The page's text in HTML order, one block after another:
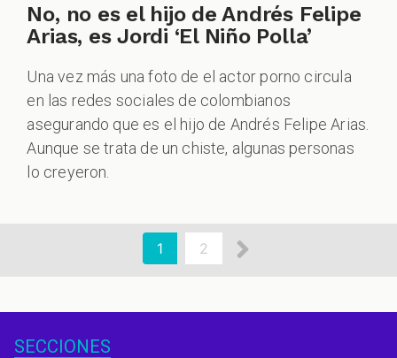
No, no es el hijo de Andrés Felipe
Arias, es Jordi ‘El Niño Polla’
Una vez más una foto de el actor porno circula
en las redes sociales de colombianos
asegurando que es el hijo de Andrés Felipe Arias.
Aunque se trata de un chiste, algunas personas
lo creyeron.
Página
actual
1 Page
2
Siguiente
SECCIONES